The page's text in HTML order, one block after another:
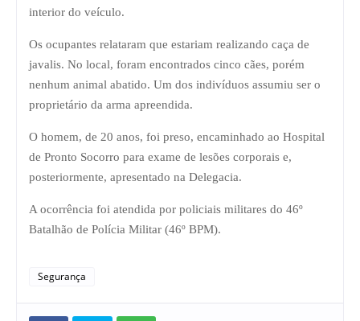
interior do veículo.
Os ocupantes relataram que estariam realizando caça de
javalis. No local, foram encontrados cinco cães, porém
nenhum animal abatido. Um dos indivíduos assumiu ser o
proprietário da arma apreendida.
O homem, de 20 anos, foi preso, encaminhado ao Hospital
de Pronto Socorro para exame de lesões corporais e,
posteriormente, apresentado na Delegacia.
A ocorrência foi atendida por policiais militares do 46º
Batalhão de Polícia Militar (46º BPM).
Segurança